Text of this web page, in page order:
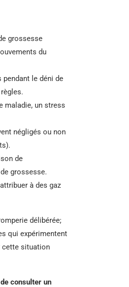
grossesse
du
le déni de
maladie, un stress
négligés ou non
de
grossesse.
à des gaz
délibérée;
qui expérimentent
cette situation
consulter un